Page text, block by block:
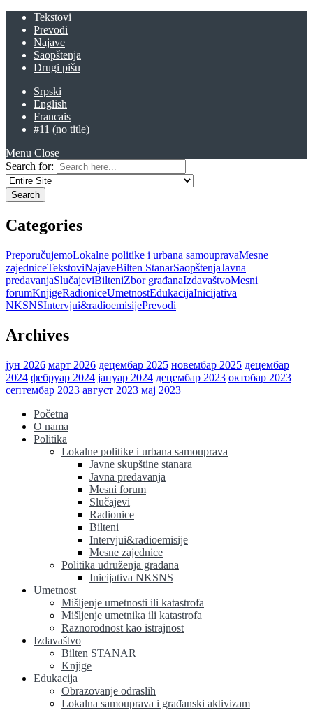
Tekstovi
Prevodi
Najave
Saopštenja
Drugi pišu
Srpski
English
Francais
#11 (no title)
Menu Close
Search for:
Categories
PreporučujemoLokalne politike i urbana samoupravaMesne
zajedniceTekstoviNajaveBilten StanarSaopštenjaJavna
predavanjaSlučajeviBilteniZbor građanaIzdavaštvoMesni
forumKnjigeRadioniceUmetnostEdukacijaInicijativa
NKSNSIntervjui&radioemisijePrevodi
Archives
јун 2026 март 2026 децембар 2025 новембар 2025 децембар
2024 фебруар 2024 јануар 2024 децембар 2023 октобар 2023
септембар 2023 август 2023 мај 2023
Početna
O nama
Politika
Lokalne politike i urbana samouprava
Javne skupštine stanara
Javna predavanja
Mesni forum
Slučajevi
Radionice
Bilteni
Intervjui&radioemisije
Mesne zajednice
Politika udruženja građana
Inicijativa NKSNS
Umetnost
Mišljenje umetnosti ili katastrofa
Mišljenje umetnika ili katastrofa
Raznorodnost kao istrajnost
Izdavaštvo
Bilten STANAR
Knjige
Edukacija
Obrazovanje odraslih
Lokalna samouprava i građanski aktivizam